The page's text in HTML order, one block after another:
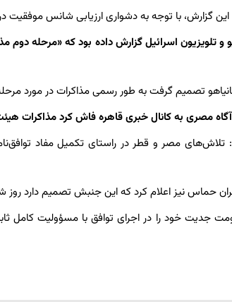
گزارش، با توجه به دشواری ارزیابی شانس موفقیت
و تلویزیون اسرائیل گزارش داده بود که «مرحله دوم
تصمیم گرفت به طور رسمی مذاکرات در مورد مرحله
مصری به کانال خبری قاهره فاش کرد مذاکرات
تلاش‌های مصر و قطر در راستای تکمیل مفاد
کرد که این جنبش تصمیم دارد روز شنبه ۶ اسیر و پنجشنبه چهار جسد از اسیران صهیونیست را
خود را در اجرای توافق با مسؤولیت کامل ثابت